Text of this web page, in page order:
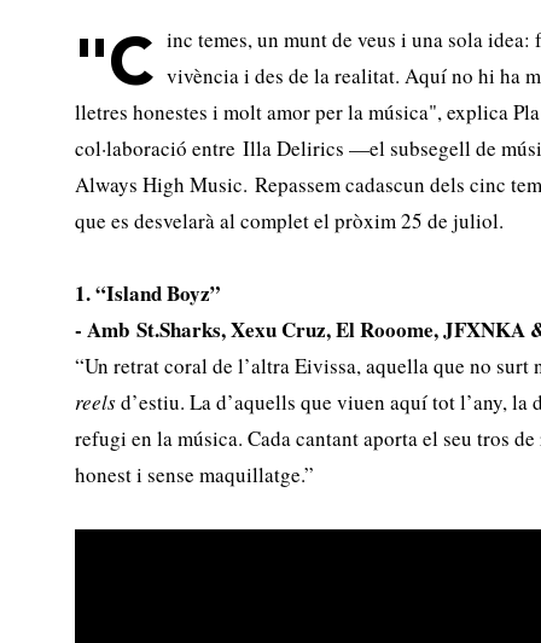
"C inc temes, un munt de veus i una sola idea:
vivència i des de la realitat. Aquí no hi ha
lletres honestes i molt amor per la música", explica
col·laboració entre Illa Delirics —el subsegell de
Always High Music. Repassem cadascun dels cinc
que es desvelarà al complet el pròxim 25 de juliol.
1. “Island Boyz”
- Amb St.Sharks, Xexu Cruz, El Rooome, JFXNKA
“Un retrat coral de l’altra Eivissa, aquella que no
reelsd’estiu. La d’aquells que viuen aquí tot l’any,
refugi en la música. Cada cantant aporta el seu tros
honest i sense maquillatge.”